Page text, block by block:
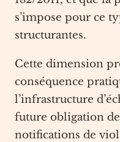
s’impose pour ce
structurantes.
Cette dimension
conséquence
l’infrastructure
future obligation
notifications de